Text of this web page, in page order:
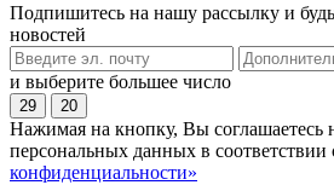
Подпишитесь на нашу рассылку и
новостей
и выберите большее число
29 20
Нажимая на кнопку, Вы соглашаетесь
персональных данных в соответствии
конфиденциальности»